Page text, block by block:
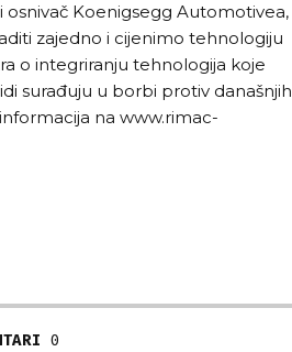
osnivač Koenigsegg Automotivea,
zajedno i cijenimo tehnologiju
o integriranju tehnologija koje
surađuju u borbi protiv današnjih
na www.rimac-
0